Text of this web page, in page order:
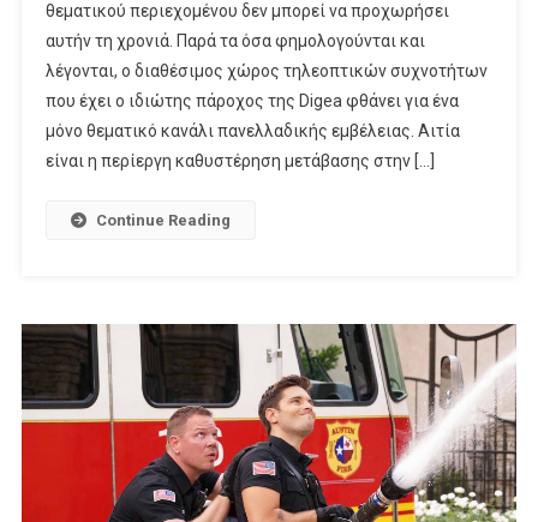
Θεματικό
Κανάλι
Πανελλαδικής
Εμβέλειας!
θεματικού περιεχομένου δεν μπορεί να προχωρήσει
αυτήν τη χρονιά. Παρά τα όσα φημολογούνται και
λέγονται, ο διαθέσιμος χώρος τηλεοπτικών συχνοτήτων
που έχει ο ιδιώτης πάροχος της Digea φθάνει για ένα
μόνο θεματικό κανάλι πανελλαδικής εμβέλειας. Αιτία
είναι η περίεργη καθυστέρηση μετάβασης στην […]
Continue Reading